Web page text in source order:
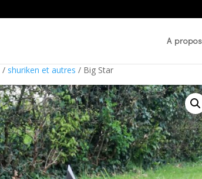
A propos
/ shuriken et autres / Big Star